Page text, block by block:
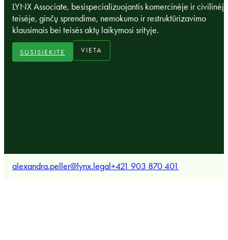
LYNX Associate, besispecializuojantis komercinėje ir civilinėje
teisėje, ginčų sprendime, nemokumo ir restruktūrizavimo
klausimais bei teisės aktų laikymosi srityje.
SUSISIEKITE VIETA
alexandra.peller@lynx.legal+421 903 870 401